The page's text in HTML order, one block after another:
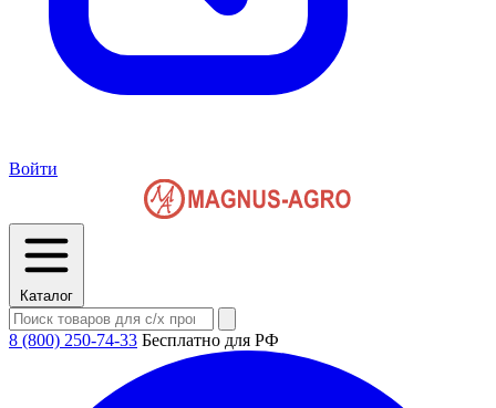
Войти
Каталог
8 (800) 250-74-33 Бесплатно для РФ